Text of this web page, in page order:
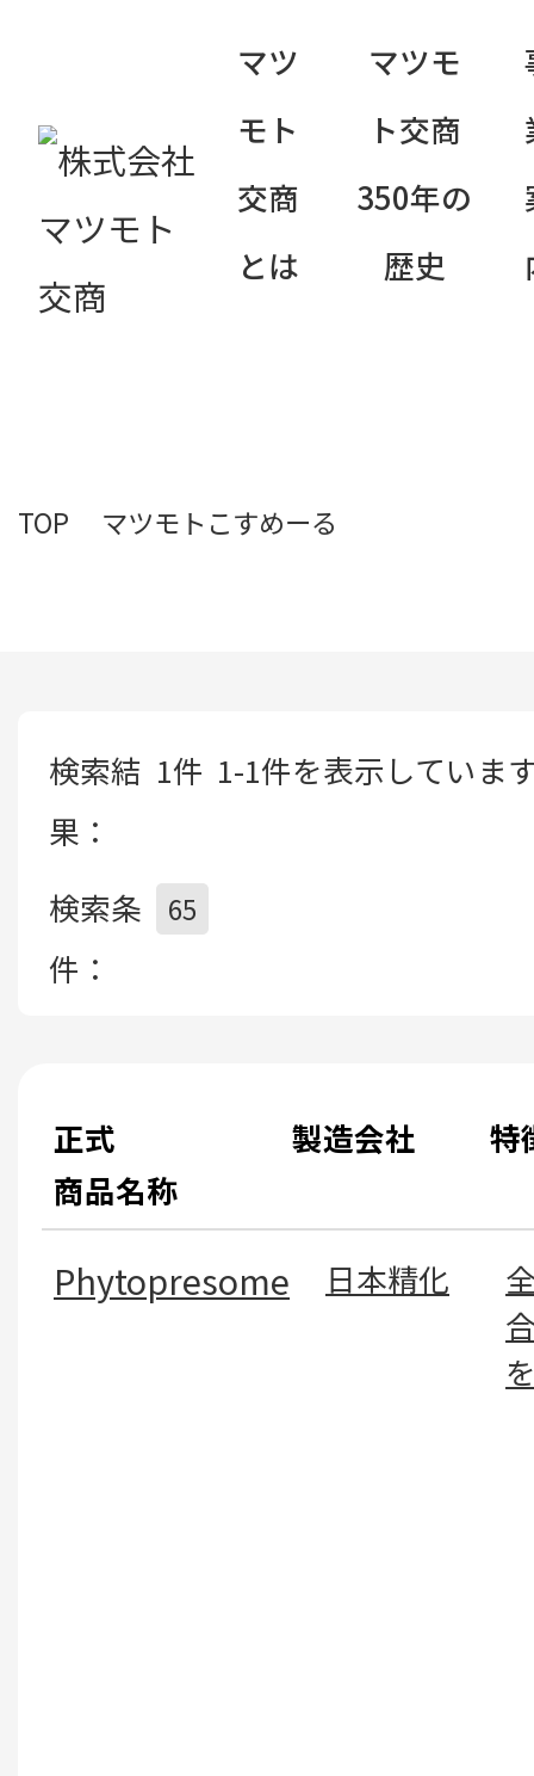
マツ
モト
交商
とは
マツモ
ト交商
350年の
歴史
マツモト交
TOP マツモトこすめーる
検索結
果：
1件 1-1件を表示していま
検索条
件：
65
正式
商品名称
製造会社 特
Phytopresome 日本精化